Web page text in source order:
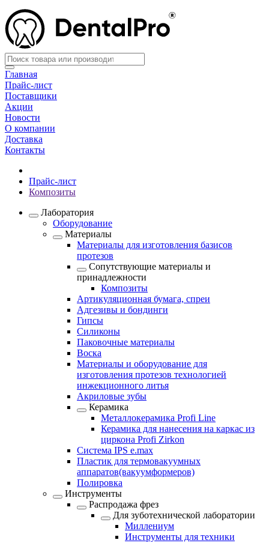
Главная
Прайс-лист
Поставщики
Акции
Новости
О компании
Доставка
Контакты
Прайс-лист
Композиты
Лаборатория
Оборудование
Материалы
Материалы для изготовления базисов
протезов
Сопутствующие материалы и
принадлежности
Композиты
Артикуляционная бумага, спреи
Адгезивы и бондинги
Гипсы
Силиконы
Паковочные материалы
Воска
Материалы и оборудование для
изготовления протезов технологией
инжекционного литья
Акриловые зубы
Керамика
Металлокерамика Profi Line
Керамика для нанесения на каркас из
циркона Profi Zirkon
Система IPS e.max
Пластик для термовакуумных
аппаратов(вакуумформеров)
Полировка
Инструменты
Распродажа фрез
Для зуботехнической лаборатории
Миллениум
Инструменты для техники